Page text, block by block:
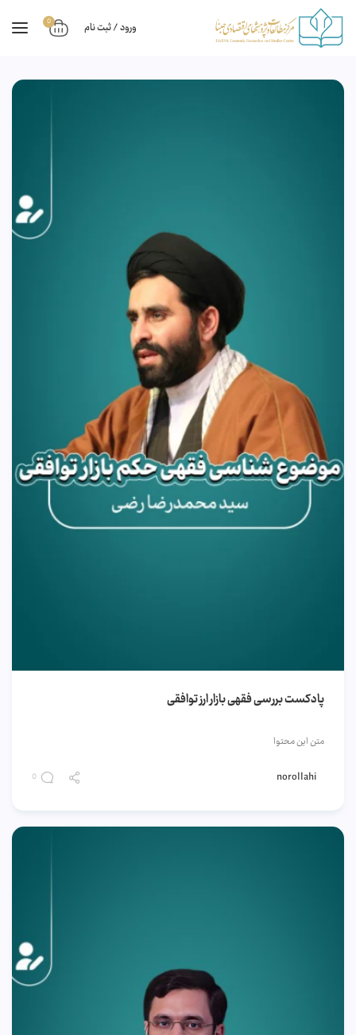
ورود / ثبت نام 0
پادکست بررسی فقهی بازار ارز توافقی
متن این محتوا
norollahi
0